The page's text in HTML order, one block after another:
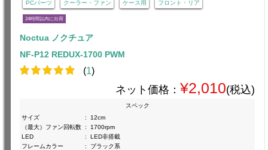
PCパーツ クーラー・ファン ケース用 フロント・リア
24時間以内に出荷
Noctua ノクチュア
NF-P12 REDUX-1700 PWM
(1)
ネット価格： ¥2,010(税込)
スペック
サイズ
:
12cm
（最大）ファン回転数 :
1700rpm
LED
:
LED非搭載
フレームカラー
:
ブラック系